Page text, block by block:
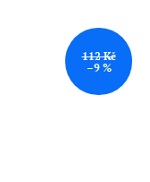
112 Kč
–9 %